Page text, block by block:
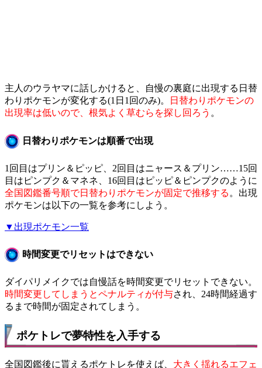
主人のウラヤマに話しかけると、自慢の裏庭に出現する日替
わりポケモンが変化する(1日1回のみ)。
日替わりポケモンの
出現率は低いので、根気よく草むらを探し回ろう 。
日替わりポケモンは順番で出現
1回目はプリン＆ピッピ、2回目はニャース＆プリン……15回
目はピンプク＆マネネ、16回目はピッピ＆ピンプクのように
全国図鑑番号順で日替わりポケモンが固定で推移する 。出現
ポケモンは以下の一覧を参考にしよう。
▼出現ポケモン一覧
時間変更でリセットはできない
ダイパリメイクでは自慢話を時間変更でリセットできない。
時間変更してしまうとペナルティが付与され、24時間経過す
るまで時間が固定されてしまう。
ポケトレで夢特性を入手する
全国図鑑後に貰えるポケトレを使えば、 大きく揺れるエフェ